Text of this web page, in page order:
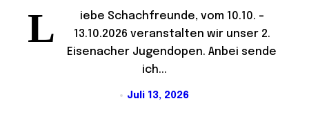
L
iebe Schachfreunde, vom 10.10. –
13.10.2026 veranstalten wir unser 2.
Eisenacher Jugendopen. Anbei sende
ich...
Juli 13, 2026